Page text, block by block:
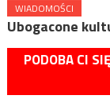
WIADOMOŚCI
Ubogacone
PODOBA CI